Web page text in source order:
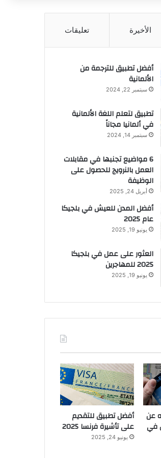
الأخيرة تعليقات
أفضل تطبيق للترجمة من
الألمانية
سبتمبر 22, 2024
تطبيق لتعلم اللغة الألمانية
في ألمانيا مجاناً
سبتمبر 14, 2024
6 مواضيع تجنبها في مقابلات
العمل بالنرويج للحصول على
الوظيفة
أبريل 24, 2025
أفضل المدن للعيش في بلجيكا
عام 2025
يونيو 19, 2025
العثور على عمل في بلجيكا
2025 للمهاجرين
يونيو 19, 2025
عن
في
أفضل تطبيق للتقديم
على تأشيرة فرنسا 2025
يونيو 24, 2025